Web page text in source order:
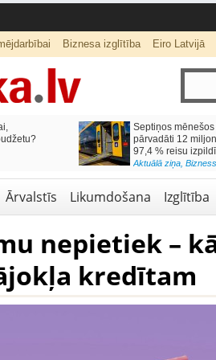
Biznesa izglītība Eiro Latvijā
Septiņos mēnešos Vivi
pārvadāti 12 miljoni
97,4 % reisu izpildīti
Aktuālā ziņa,Bizness Latvijā
Ārvalstīs Likumdošana Izglītība
nepietiek –
kredītam